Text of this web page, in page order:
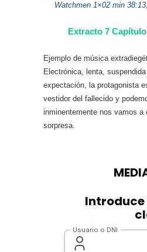
Watchmen 1×02 min
Extracto 7
Ejemplo de música
Electrónica, lenta,
expectación, la protagonista
vestidor del fallecido y
inminentemente nos vamos a
sorpresa.